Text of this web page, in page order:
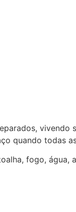
vivendo
quando todas
fogo, água,